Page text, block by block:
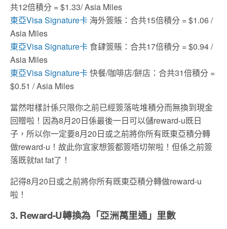
共12倍積分 = $1.33/ Asia Miles
東亞Visa Signature卡 海外簽賬：合共15倍積分 = $1.06 /
Asia Miles
東亞Visa Signature卡 食肆簽賬：合共17倍積分 = $0.94 /
Asia Miles
東亞Visa Signature卡快餐/咖啡店/餅店：合共31倍積分 =
$0.51 / Asia Miles
當然咁樣計係只限你之前已經簽落咗堆積分而無換到現金
回贈啦！因為8月20日係最後一日可以儲reward-u既日
子，所以你一定要8月20日或之前將你所有既東亞積分轉
做reward-u！故此你宜家想簽都簽唔切架啦！但係之前簽
落既就fat fat了！
記得8月20日或之前將你所有既東亞積分轉做reward-u
啦！
3. Reward-U轉換為「亞洲萬里通」里數